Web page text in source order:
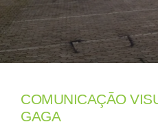
COMUNICAÇÃO
GAGA